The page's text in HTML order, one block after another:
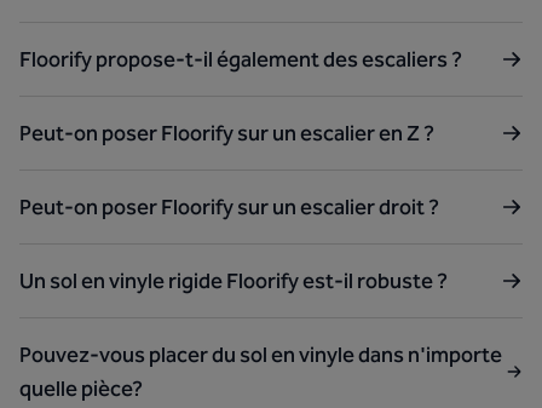
Floorify propose-t-il également des escaliers ?
Peut-on poser Floorify sur un escalier en Z ?
Peut-on poser Floorify sur un escalier droit ?
Un sol en vinyle rigide Floorify est-il robuste ?
Pouvez-vous placer du sol en vinyle dans n'importe
quelle pièce?